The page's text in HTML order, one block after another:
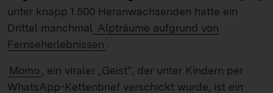
unter knapp 1.500 Heranwachsenden hatte ein
Drittel manchmal Alpträume aufgrund von
Fernseherlebnissen
Momo
, ein viraler „Geist“, der unter Kindern per
WhatsApp-Kettenbrief verschickt wurde, ist ein